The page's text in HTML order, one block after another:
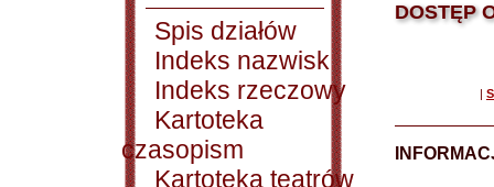
Spis działów
Indeks nazwisk
Indeks rzeczowy
Kartoteka
czasopism
Kartoteka teatrów
DOSTĘP
|